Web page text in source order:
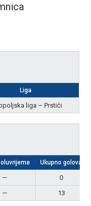
Liga
liga – Prstići
Ukupno golova
—
0
— 13